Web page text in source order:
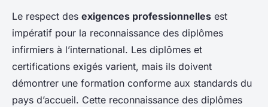
Le respect des exigences professionnelles est
impératif pour la reconnaissance des diplômes
infirmiers à l’international. Les diplômes et
certifications exigés varient, mais ils doivent
démontrer une formation conforme aux standards du
pays d’accueil. Cette reconnaissance des diplômes